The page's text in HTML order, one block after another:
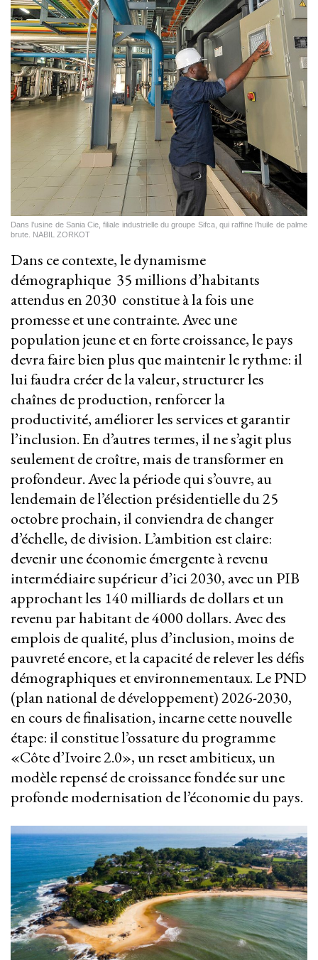
Dans l’usine de Sania Cie, filiale industrielle du groupe Sifca, qui raffine l’huile de palme
brute. NABIL ZORKOT
Dans ce contexte, le dynamisme
démographique 35 millions d’habitants
attendus en 2030 constitue à la fois une
promesse et une contrainte. Avec une
population jeune et en forte croissance, le pays
devra faire bien plus que maintenir le rythme: il
lui faudra créer de la valeur, structurer les
chaînes de production, renforcer la
productivité, améliorer les services et garantir
l’inclusion. En d’autres termes, il ne s’agit plus
seulement de croître, mais de transformer en
profondeur. Avec la période qui s’ouvre, au
lendemain de l’élection présidentielle du 25
octobre prochain, il conviendra de changer
d’échelle, de division. L’ambition est claire:
devenir une économie émergente à revenu
intermédiaire supérieur d’ici 2030, avec un PIB
approchant les 140 milliards de dollars et un
revenu par habitant de 4000 dollars. Avec des
emplois de qualité, plus d’inclusion, moins de
pauvreté encore, et la capacité de relever les défis
démographiques et environnementaux. Le PND
(plan national de développement) 2026-2030,
en cours de finalisation, incarne cette nouvelle
étape: il constitue l’ossature du programme
«Côte d’Ivoire 2.0», un reset ambitieux, un
modèle repensé de croissance fondée sur une
profonde modernisation de l’économie du pays.